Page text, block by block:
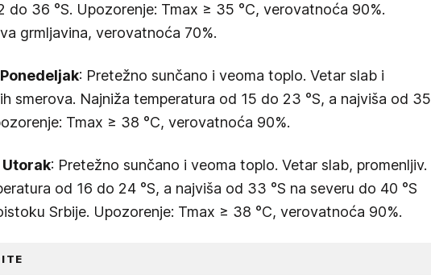
do 36 °S. Upozorenje: Tmax ≥ 35 °C, verovatnoća 90%.
grmljavina, verovatnoća 70%.
: Pretežno sunčano i veoma toplo. Vetar slab i
smerova. Najniža temperatura od 15 do 23 °S, a najviša od 35
Tmax ≥ 38 °C, verovatnoća 90%.
Utorak: Pretežno sunčano i veoma toplo. Vetar slab, promenljiv.
od 16 do 24 °S, a najviša od 33 °S na severu do 40 °S
Srbije. Upozorenje: Tmax ≥ 38 °C, verovatnoća 90%.